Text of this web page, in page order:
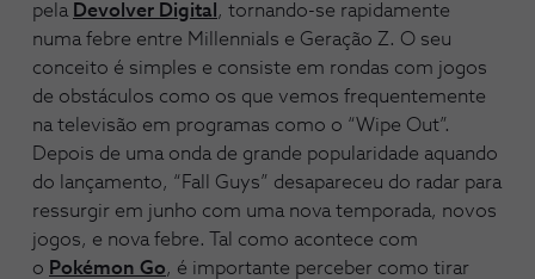
pela Devolver Digital , tornando-se rapidamente
numa febre entre Millennials e Geração Z. O seu
conceito é simples e consiste em rondas com jogos
de obstáculos como os que vemos frequentemente
na televisão em programas como o “Wipe Out”.
Depois de uma onda de grande popularidade aquando
do lançamento, “Fall Guys” desapareceu do radar para
ressurgir em junho com uma nova temporada, novos
jogos, e nova febre. Tal como acontece com
o Pokémon Go, é importante perceber como tirar